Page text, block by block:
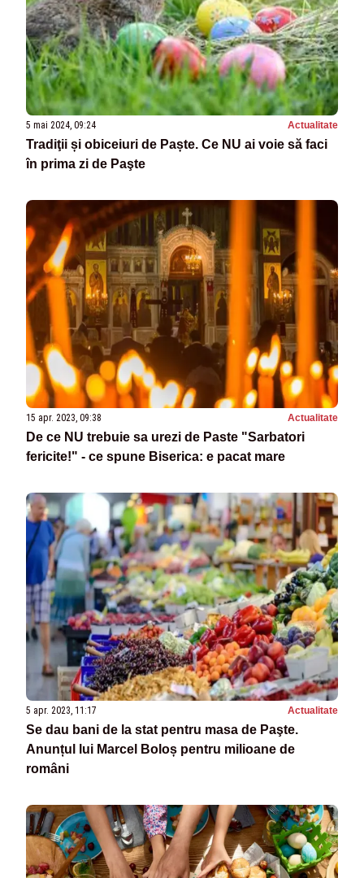
5 mai 2024, 09:24 Actualitate
Tradiţii și obiceiuri de Paște. Ce NU ai voie să faci
în prima zi de Paşte
15 apr. 2023, 09:38 Actualitate
De ce NU trebuie sa urezi de Paste "Sarbatori
fericite!" - ce spune Biserica: e pacat mare
5 apr. 2023, 11:17 Actualitate
Se dau bani de la stat pentru masa de Paşte.
Anunțul lui Marcel Boloș pentru milioane de
români